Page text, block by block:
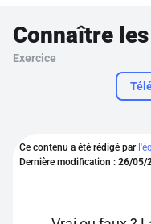
Parcourir
Se connecter
Exercice
Ce contenu a été rédigé par
Dernière modification : 26/05/